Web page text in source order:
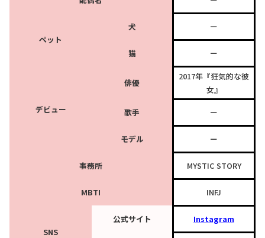
ペット
犬 ー
猫 ー
デビュー
俳優
2017年『狂気的な彼
女』
歌手
ー
モデル ー
事務所 MYSTIC STORY
MBTI INFJ
SNS
公式サイト Instagram